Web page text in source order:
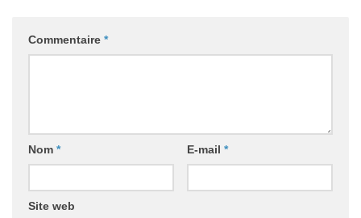
Commentaire *
Nom * E-mail *
Site web